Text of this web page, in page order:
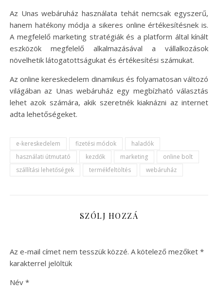
Az Unas webáruház használata tehát nemcsak egyszerű,
hanem hatékony módja a sikeres online értékesítésnek is.
A megfelelő marketing stratégiák és a platform által kínált
eszközök megfelelő alkalmazásával a vállalkozások
növelhetik látogatottságukat és értékesítési számukat.
Az online kereskedelem dinamikus és folyamatosan változó
világában az Unas webáruház egy megbízható választás
lehet azok számára, akik szeretnék kiaknázni az internet
adta lehetőségeket.
e-kereskedelem fizetési módok
haladók
használati útmutató
kezdők marketing
online bolt
szállítási lehetőségek
termékfeltöltés webáruház
SZÓLJ HOZZÁ
Az e-mail címet nem tesszük közzé. A kötelező mezőket *
karakterrel jelöltük
Név *